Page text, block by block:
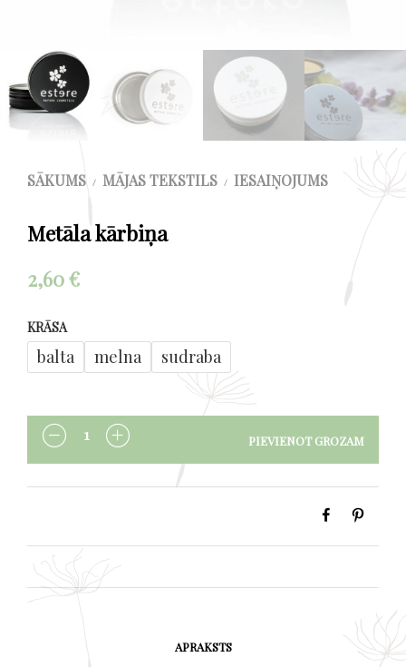
SĀKUMS / MĀJAS TEKSTILS / IESAIŅOJUMS
Metāla kārbiņa
2,60€
KRĀSA
balta melna sudraba
DAUDZUMS PIEVIENOT GROZAM
APRAKSTS